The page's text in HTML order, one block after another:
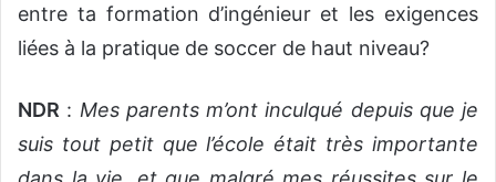
entre ta formation d’ingénieur et les exigences
liées à la pratique de soccer de haut niveau?
NDR : Mes parents m’ont inculqué depuis que je
suis tout petit que l’école était très importante